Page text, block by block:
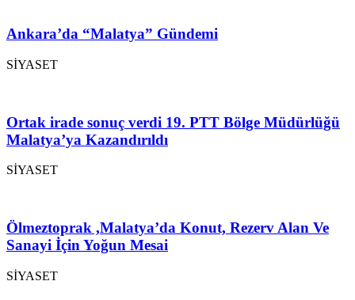
Ankara’da “Malatya” Gündemi
SİYASET
Ortak irade sonuç verdi 19. PTT Bölge Müdürlüğü
Malatya’ya Kazandırıldı
SİYASET
Ölmeztoprak ,Malatya’da Konut, Rezerv Alan Ve
Sanayi İçin Yoğun Mesai
SİYASET